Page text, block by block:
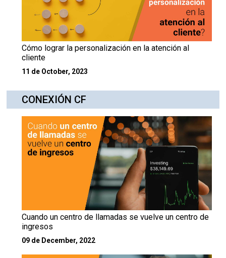
Cómo lograr la personalización en la atención al
cliente
11 de October, 2023
CONEXIÓN CF
Cuando un centro de llamadas se vuelve un centro de
ingresos
09 de December, 2022